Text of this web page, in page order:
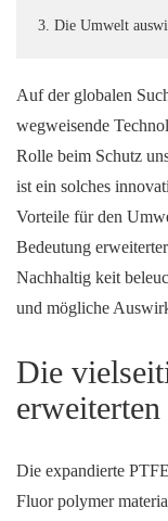
3. Die Umwelt
Auf der globalen
wegweisende
Rolle beim Schutz
ist ein solches
Vorteile für den
Bedeutung
Nachhaltig keit
und mögliche
Die
Die expandierte
Fluor polymer